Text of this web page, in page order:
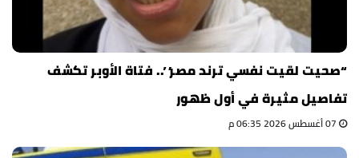
“صحيت لقيت نفسي ترند مصر”.. فتاة الأوبر تكشف
تفاصيل مثيرة في أول ظهور